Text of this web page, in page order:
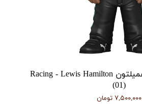
فانکو پاپ لوییس همیلتون Racing - Lewis Hamilton
(01)
۷,۵۰۰,۰۰۰ تومان